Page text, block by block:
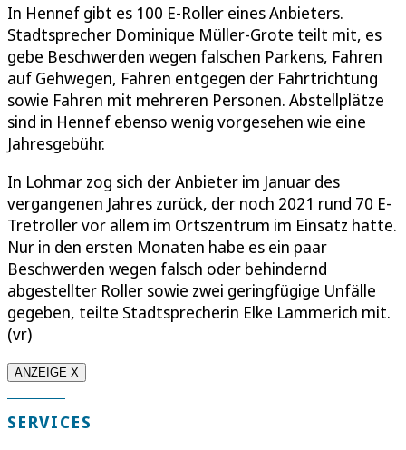
In Hennef gibt es 100 E-Roller eines Anbieters.
Stadtsprecher Dominique Müller-Grote teilt mit, es
gebe Beschwerden wegen falschen Parkens, Fahren
auf Gehwegen, Fahren entgegen der Fahrtrichtung
sowie Fahren mit mehreren Personen. Abstellplätze
sind in Hennef ebenso wenig vorgesehen wie eine
Jahresgebühr.
In Lohmar zog sich der Anbieter im Januar des
vergangenen Jahres zurück, der noch 2021 rund 70 E-
Tretroller vor allem im Ortszentrum im Einsatz hatte.
Nur in den ersten Monaten habe es ein paar
Beschwerden wegen falsch oder behindernd
abgestellter Roller sowie zwei geringfügige Unfälle
gegeben, teilte Stadtsprecherin Elke Lammerich mit.
(vr)
ANZEIGE X
SERVICES